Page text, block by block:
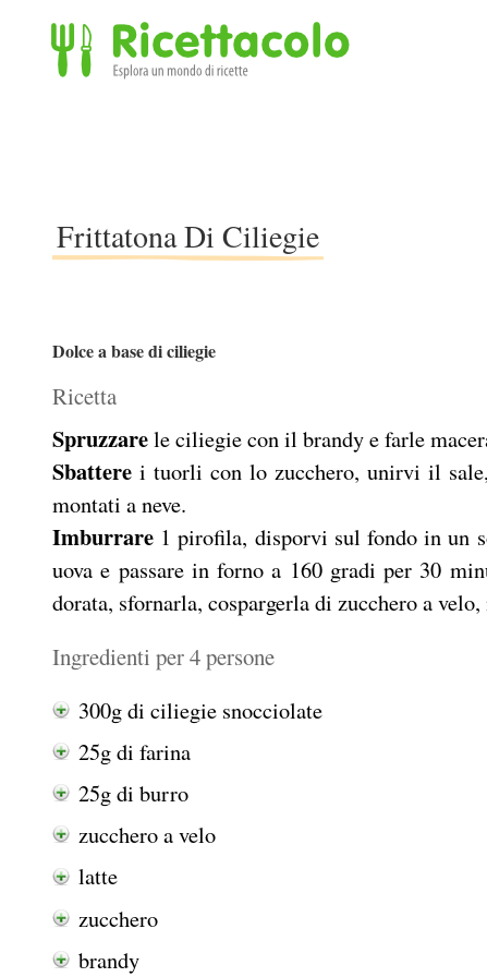
Frittatona Di Ciliegie
Dolce a base di ciliegie
Ricetta
Spruzzarele ciliegie con il brandy e farle
Sbattere i tuorli con lo zucchero, unirvi il
montati a neve.
Imburrare 1 pirofila, disporvi sul fondo in un
uova e passare in forno a 160 gradi per 30
dorata, sfornarla, cospargerla di zucchero a
Ingredienti per 4 persone
300g di ciliegie snocciolate
25g di farina
25g di burro
zucchero a velo
latte
zucchero
brandy